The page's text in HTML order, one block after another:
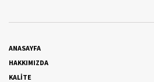
ANASAYFA
HAKKIMIZDA
KALİTE